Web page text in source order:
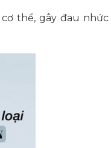
thể, gây đau